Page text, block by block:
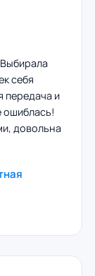
себя
передача и
ошиблась!
довольна